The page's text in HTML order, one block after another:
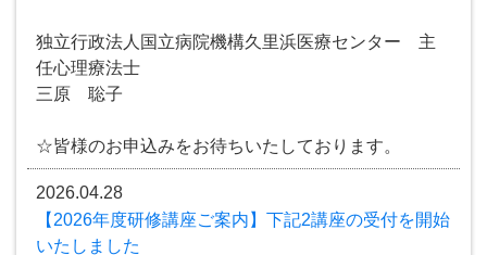
独立行政法人国立病院機構久里浜医療センター 主
任心理療法士
三原 聡子
☆皆様のお申込みをお待ちいたしております。
2026.04.28
【2026年度研修講座ご案内】下記2講座の受付を開始
いたしました